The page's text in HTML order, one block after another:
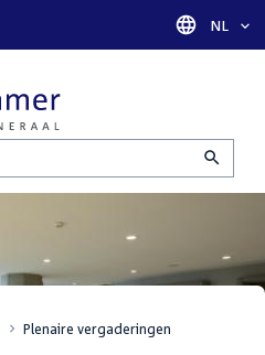
Taal
NL
Plenaire vergaderingen